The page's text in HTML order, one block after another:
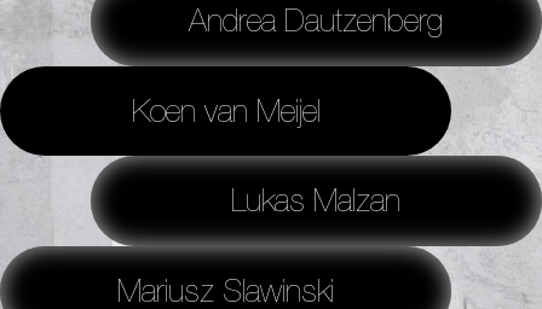
Andrea Dautzenberg
Koen van Meijel
Lukas Malzan
Mariusz Slawinski